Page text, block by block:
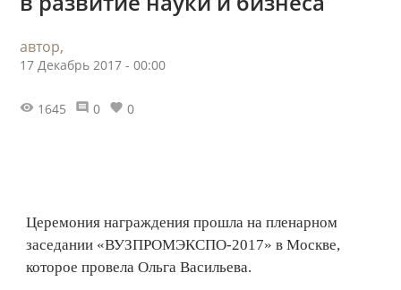
автор,
17 Декабрь 2017 - 00:00
1645 0 0
Церемония награждения прошла на пленарном
заседании «ВУЗПРОМЭКСПО-2017» в Москве,
которое провела Ольга Васильева.